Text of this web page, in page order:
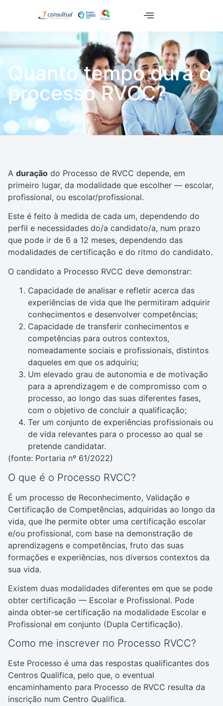
Quanto tempo dura o
processo RVCC?
A duração do Processo de RVCC depende, em
primeiro lugar, da modalidade que escolher — escolar,
profissional, ou escolar/profissional.
Este é feito à medida de cada um, dependendo do
perfil e necessidades do/a candidato/a, num prazo
que pode ir de 6 a 12 meses, dependendo das
modalidades de certificação e do ritmo do candidato.
O candidato a Processo RVCC deve demonstrar:
Capacidade de analisar e refletir acerca das
experiências de vida que lhe permitiram adquirir
conhecimentos e desenvolver competências;
Capacidade de transferir conhecimentos e
competências para outros contextos,
nomeadamente sociais e profissionais, distintos
daqueles em que os adquiriu;
Um elevado grau de autonomia e de motivação
para a aprendizagem e de compromisso com o
processo, ao longo das suas diferentes fases,
com o objetivo de concluir a qualificação;
Ter um conjunto de experiências profissionais ou
de vida relevantes para o processo ao qual se
pretende candidatar.
(fonte: Portaria nº 61/2022)
O que é o Processo RVCC?
É um processo de Reconhecimento, Validação e
Certificação de Competências, adquiridas ao longo da
vida, que lhe permite obter uma certificação escolar
e/ou profissional, com base na demonstração de
aprendizagens e competências, fruto das suas
formações e experiências, nos diversos contextos da
sua vida.
Existem duas modalidades diferentes em que se pode
obter certificação — Escolar e Profissional. Pode
ainda obter-se certificação na modalidade Escolar e
Profissional em conjunto (Dupla Certificação).
Como me inscrever no Processo RVCC?
Este Processo é uma das respostas qualificantes dos
Centros Qualifica, pelo que, o eventual
encaminhamento para Processo de RVCC resulta da
inscrição num Centro Qualifica.